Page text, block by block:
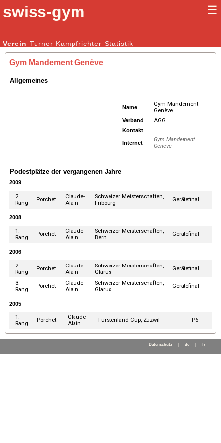
swiss-gym ☰
Kunstturnen Männer | Kunstturnen Frauen
Verein Turner Kampfrichter Statistik
Gym Mandement Genève
Allgemeines
Name
Gym Mandement
Genève
Verband AGG
Kontakt
Internet
Gym Mandement
Genève
Podestplätze der vergangenen Jahre
2009
2.
Rang
Porchet
Claude-
Alain
Schweizer Meisterschaften,
Fribourg
Gerätefinal
2008
1.
Rang
Porchet
Claude-
Alain
Schweizer Meisterschaften,
Bern
Gerätefinal
2006
2.
Rang
Porchet
Claude-
Alain
Schweizer Meisterschaften,
Glarus
Gerätefinal
3.
Rang
Porchet
Claude-
Alain
Schweizer Meisterschaften,
Glarus
Gerätefinal
2005
1.
Rang
Porchet
Claude-
Alain
Fürstenland-Cup, Zuzwil P6
Datenschutz de fr